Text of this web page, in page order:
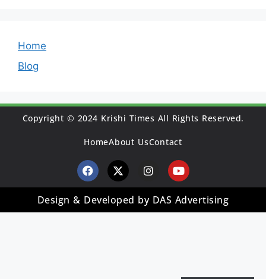
Home
Blog
Copyright © 2024 Krishi Times All Rights Reserved.
HomeAbout UsContact
Design & Developed by DAS Advertising